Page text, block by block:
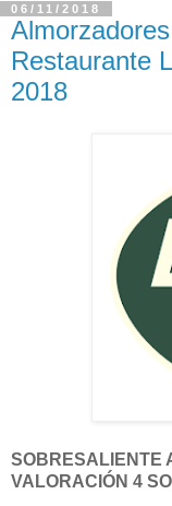
06/11/2018
Restaurante
2018
SOBRESALIENTE
VALORACIÓN 4